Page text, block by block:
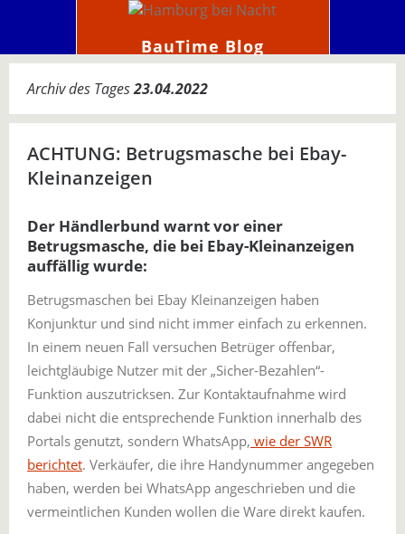
BauTime Blog
Archiv des Tages23.04.2022
ACHTUNG: Betrugsmasche bei Ebay-
Kleinanzeigen
Der Händlerbund warnt vor einer
Betrugsmasche, die bei Ebay-Kleinanzeigen
auffällig wurde:
Betrugsmaschen bei Ebay Kleinanzeigen haben
Konjunktur und sind nicht immer einfach zu erkennen.
In einem neuen Fall versuchen Betrüger offenbar,
leichtgläubige Nutzer mit der „Sicher-Bezahlen“-
Funktion auszutricksen. Zur Kontaktaufnahme wird
dabei nicht die entsprechende Funktion innerhalb des
Portals genutzt, sondern WhatsApp, wie der SWR
berichtet. Verkäufer, die ihre Handynummer angegeben
haben, werden bei WhatsApp angeschrieben und die
vermeintlichen Kunden wollen die Ware direkt kaufen.